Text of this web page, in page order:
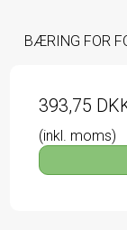
BÆRING FOR
393,75
(inkl. moms)